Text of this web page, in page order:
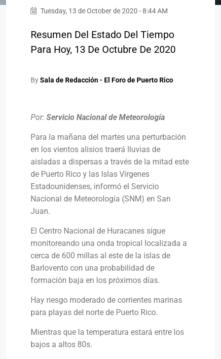
Tuesday, 13 de October de 2020 - 8:44 AM
Resumen Del Estado Del Tiempo
Para Hoy, 13 De Octubre De 2020
BySala de Redacción - El Foro de Puerto Rico
Por: Servicio Nacional de Meteorología
Para la mañana del martes una perturbación
en los vientos alisios traerá lluvias de
aisladas a dispersas a través de la mitad este
de Puerto Rico y las Islas Vírgenes
Estadounidenses, informó el Servicio
Nacional de Meteorología (SNM) en San
Juan.
El Centro Nacional de Huracanes sigue
monitoreando una onda tropical localizada a
cerca de 600 millas al este de la islas de
Barlovento con una probabilidad de
formación baja en los próximos días.
Hay riesgo moderado de corrientes marinas
para playas del norte de Puerto Rico.
Mientras que la temperatura estará entre los
bajos a altos 80s.